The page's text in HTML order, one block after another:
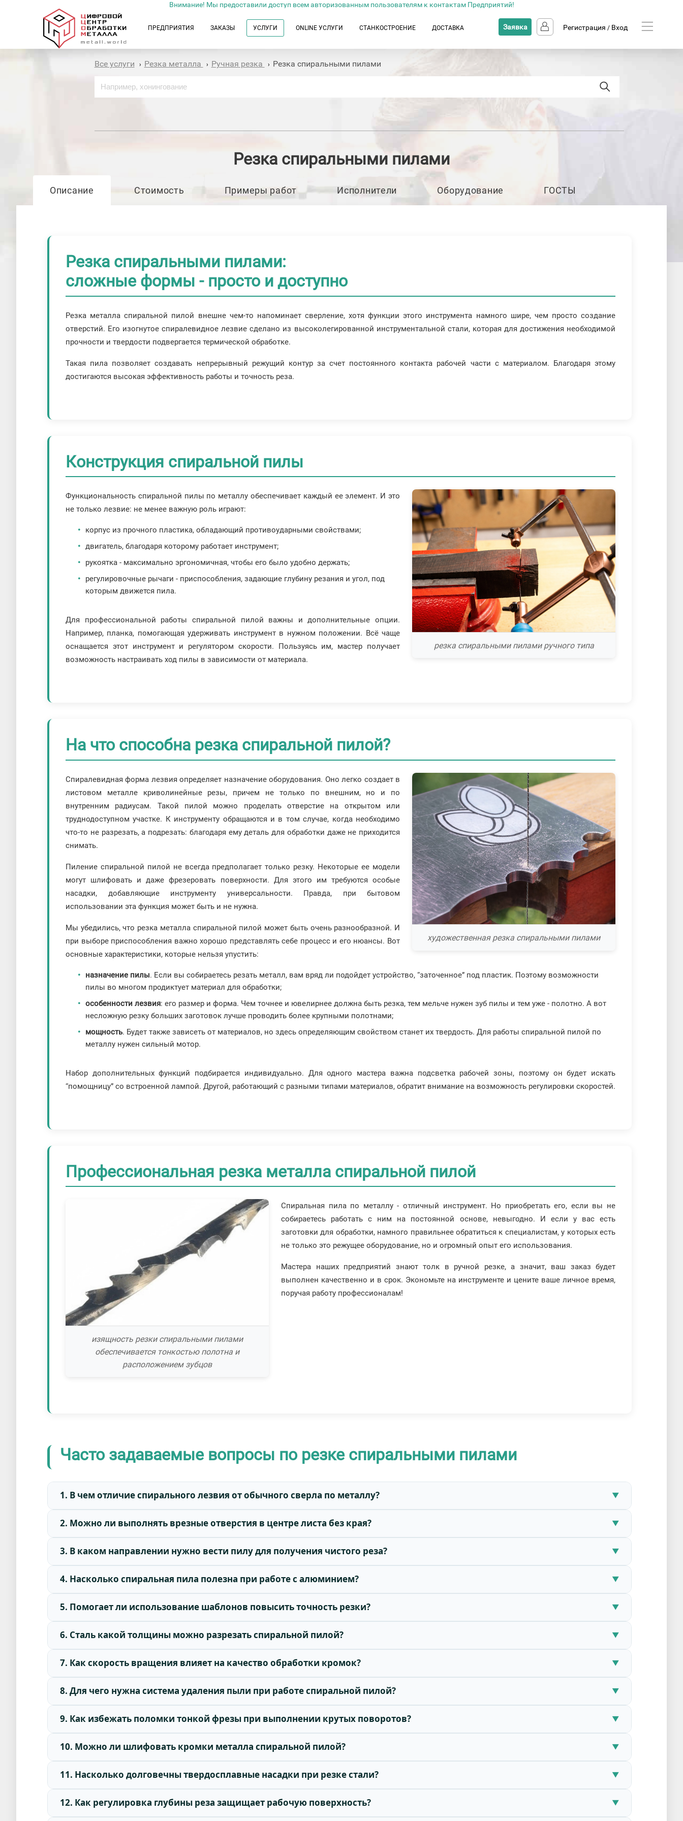
Внимание! Мы предоставили доступ всем авторизованным пользователям к контактам Предприятий!
ПРЕДПРИЯТИЯ ЗАКАЗЫ УСЛУГИ ONLINE УСЛУГИ СТАНКОСТРОЕНИЕ ДОСТАВКА Заявка Регистрация / Вход
Все услуги › Резка металла › Ручная резка › Резка спиральными пилами
Резка спиральными пилами
Описание Стоимость Примеры работ Исполнители Оборудование ГОСТЫ
Резка спиральными пилами:
сложные формы - просто и доступно
Резка металла спиральной пилой внешне чем-то напоминает сверление, хотя функции этого инструмента намного шире, чем просто создание
отверстий. Его изогнутое спиралевидное лезвие сделано из высоколегированной инструментальной стали, которая для достижения необходимой
прочности и твердости подвергается термической обработке.
Такая пила позволяет создавать непрерывный режущий контур за счет постоянного контакта рабочей части с материалом. Благодаря этому
достигаются высокая эффективность работы и точность реза.
Конструкция спиральной пилы
резка спиральными пилами ручного типа
Функциональность спиральной пилы по металлу обеспечивает каждый ее элемент. И это
не только лезвие: не менее важную роль играют:
корпус из прочного пластика, обладающий противоударными свойствами;
двигатель, благодаря которому работает инструмент;
рукоятка - максимально эргономичная, чтобы его было удобно держать;
регулировочные рычаги - приспособления, задающие глубину резания и угол, под
которым движется пила.
Для профессиональной работы спиральной пилой важны и дополнительные опции.
Например, планка, помогающая удерживать инструмент в нужном положении. Всё чаще
оснащается этот инструмент и регулятором скорости. Пользуясь им, мастер получает
возможность настраивать ход пилы в зависимости от материала.
На что способна резка спиральной пилой?
художественная резка спиральными пилами
Спиралевидная форма лезвия определяет назначение оборудования. Оно легко создает в
листовом металле криволинейные резы, причем не только по внешним, но и по
внутренним радиусам. Такой пилой можно проделать отверстие на открытом или
труднодоступном участке. К инструменту обращаются и в том случае, когда необходимо
что-то не разрезать, а подрезать: благодаря ему деталь для обработки даже не приходится
снимать.
Пиление спиральной пилой не всегда предполагает только резку. Некоторые ее модели
могут шлифовать и даже фрезеровать поверхности. Для этого им требуются особые
насадки, добавляющие инструменту универсальности. Правда, при бытовом
использовании эта функция может быть и не нужна.
Мы убедились, что резка металла спиральной пилой может быть очень разнообразной. И
при выборе приспособления важно хорошо представлять себе процесс и его нюансы. Вот
основные характеристики, которые нельзя упустить:
назначение пилы. Если вы собираетесь резать металл, вам вряд ли подойдет устройство, “заточенное” под пластик. Поэтому возможности
пилы во многом продиктует материал для обработки;
особенности лезвия: его размер и форма. Чем точнее и ювелирнее должна быть резка, тем мельче нужен зуб пилы и тем уже - полотно. А вот
несложную резку больших заготовок лучше проводить более крупными полотнами;
мощность. Будет также зависеть от материалов, но здесь определяющим свойством станет их твердость. Для работы спиральной пилой по
металлу нужен сильный мотор.
Набор дополнительных функций подбирается индивидуально. Для одного мастера важна подсветка рабочей зоны, поэтому он будет искать
“помощницу” со встроенной лампой. Другой, работающий с разными типами материалов, обратит внимание на возможность регулировки скоростей.
Профессиональная резка металла спиральной пилой
изящность резки спиральными пилами
обеспечивается тонкостью полотна и
расположением зубцов
Спиральная пила по металлу - отличный инструмент. Но приобретать его, если вы не
собираетесь работать с ним на постоянной основе, невыгодно. И если у вас есть
заготовки для обработки, намного правильнее обратиться к специалистам, у которых есть
не только это режущее оборудование, но и огромный опыт его использования.
Мастера наших предприятий знают толк в ручной резке, а значит, ваш заказ будет
выполнен качественно и в срок. Экономьте на инструменте и цените ваше личное время,
поручая работу профессионалам!
Часто задаваемые вопросы по резке спиральными пилами
1. В чем отличие спирального лезвия от обычного сверла по металлу?
2. Можно ли выполнять врезные отверстия в центре листа без края?
3. В каком направлении нужно вести пилу для получения чистого реза?
4. Насколько спиральная пила полезна при работе с алюминием?
5. Помогает ли использование шаблонов повысить точность резки?
6. Сталь какой толщины можно разрезать спиральной пилой?
7. Как скорость вращения влияет на качество обработки кромок?
8. Для чего нужна система удаления пыли при работе спиральной пилой?
9. Как избежать поломки тонкой фрезы при выполнении крутых поворотов?
10. Можно ли шлифовать кромки металла спиральной пилой?
11. Насколько долговечны твердосплавные насадки при резке стали?
12. Как регулировка глубины реза защищает рабочую поверхность?